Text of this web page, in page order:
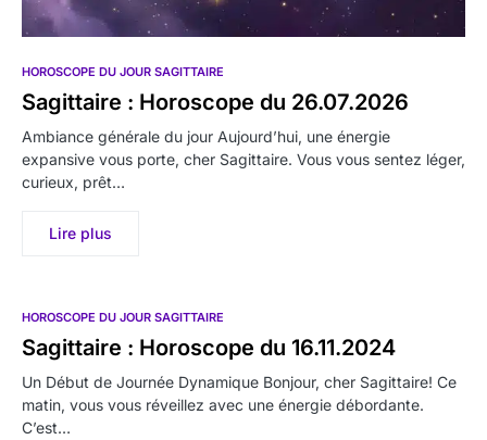
HOROSCOPE DU JOUR SAGITTAIRE
Sagittaire : Horoscope du 26.07.2026
Ambiance générale du jour Aujourd’hui, une énergie
expansive vous porte, cher Sagittaire. Vous vous sentez léger,
curieux, prêt…
Lire plus
HOROSCOPE DU JOUR SAGITTAIRE
Sagittaire : Horoscope du 16.11.2024
Un Début de Journée Dynamique Bonjour, cher Sagittaire! Ce
matin, vous vous réveillez avec une énergie débordante.
C’est…